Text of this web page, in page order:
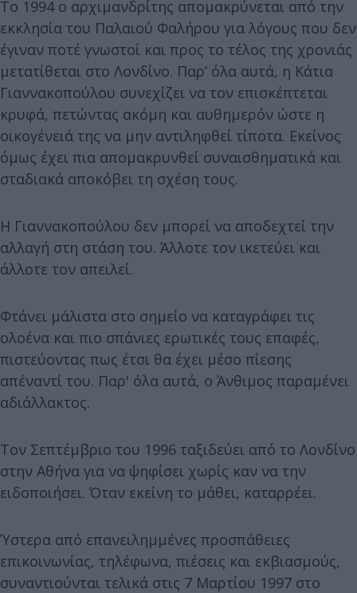
Το 1994 ο αρχιμανδρίτης απομακρύνεται από την
εκκλησία του Παλαιού Φαλήρου για λόγους που δεν
έγιναν ποτέ γνωστοί και προς το τέλος της χρονιάς
μετατίθεται στο Λονδίνο. Παρ’ όλα αυτά, η Κάτια
Γιαννακοπούλου συνεχίζει να τον επισκέπτεται
κρυφά, πετώντας ακόμη και αυθημερόν ώστε η
οικογένειά της να μην αντιληφθεί τίποτα. Εκείνος
όμως έχει πια απομακρυνθεί συναισθηματικά και
σταδιακά αποκόβει τη σχέση τους.
Η Γιαννακοπούλου δεν μπορεί να αποδεχτεί την
αλλαγή στη στάση του. Άλλοτε τον ικετεύει και
άλλοτε τον απειλεί.
Φτάνει μάλιστα στο σημείο να καταγράφει τις
ολοένα και πιο σπάνιες ερωτικές τους επαφές,
πιστεύοντας πως έτσι θα έχει μέσο πίεσης
απέναντί του. Παρ' όλα αυτά, ο Άνθιμος παραμένει
αδιάλλακτος.
Τον Σεπτέμβριο του 1996 ταξιδεύει από το Λονδίνο
στην Αθήνα για να ψηφίσει χωρίς καν να την
ειδοποιήσει. Όταν εκείνη το μάθει, καταρρέει.
Ύστερα από επανειλημμένες προσπάθειες
επικοινωνίας, τηλέφωνα, πιέσεις και εκβιασμούς,
συναντιούνται τελικά στις 7 Μαρτίου 1997 στο